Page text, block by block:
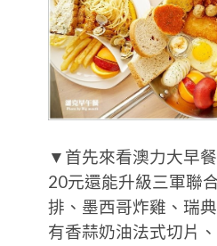
▼首先來看澳力大早
20元還能升級三軍聯
排、墨西哥炸雞、瑞
有香蒜奶油法式切片